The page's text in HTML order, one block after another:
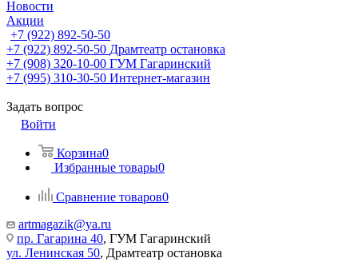
Новости
Акции
+7 (922) 892-50-50
+7 (922) 892-50-50 Драмтеатр остановка
+7 (908) 320-10-00 ГУМ Гагаринский
+7 (995) 310-30-50 Интернет-магазин
Задать вопрос
Войти
Корзина0
Избранные товары0
Сравнение товаров0
artmagazik@ya.ru
пр. Гагарина 40, ГУМ Гагаринский
ул. Ленинская 50, Драмтеатр остановка